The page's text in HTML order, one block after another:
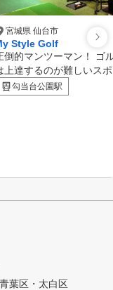
宮城県 仙台市
Style Golf
倒的マンツーマン！ ゴ
上達するのが難しいス
です ゴルフの上達には正
状把握が欠かせません
勾当台公園駅
青葉区・太白区